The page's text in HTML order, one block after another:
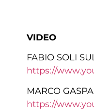
VIDEO
FABIO SOLI
https://
MARCO
https://